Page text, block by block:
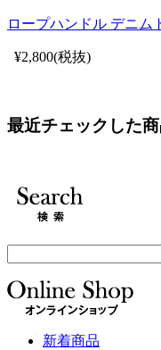
ロープハンドル デニム
¥2,800(税抜)
最近チェックした
新着商品